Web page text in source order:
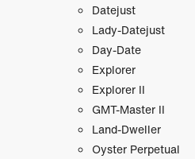
Datejust
Lady‑Datejust
Day‑Date
Explorer
Explorer II
GMT‑Master II
Land‑Dweller
Oyster Perpetual